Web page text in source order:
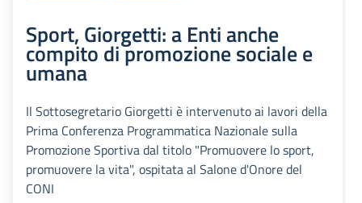
Sport, Giorgetti: a Enti anche
compito di promozione sociale e
umana
Il Sottosegretario Giorgetti è intervenuto ai lavori della
Prima Conferenza Programmatica Nazionale sulla
Promozione Sportiva dal titolo "Promuovere lo sport,
promuovere la vita", ospitata al Salone d'Onore del
CONI